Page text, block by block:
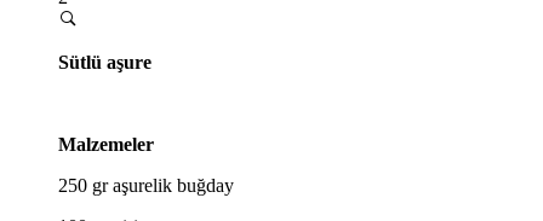
Sütlü aşure
Malzemeler
250 gr aşurelik buğday